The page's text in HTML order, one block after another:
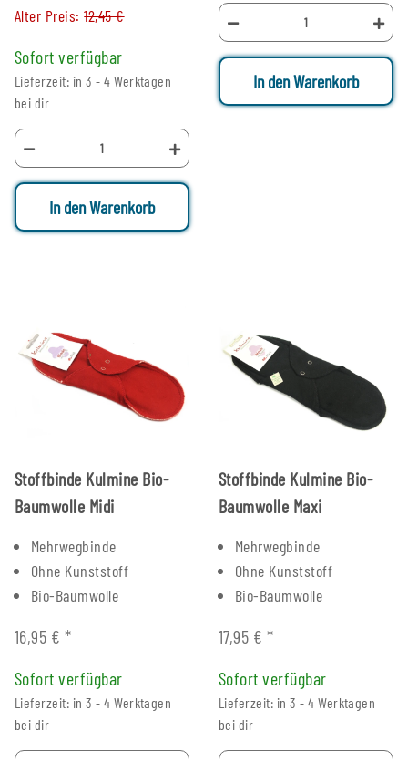
Alter Preis:12,45 €
Sofort verfügbar
Lieferzeit: in 3 - 4 Werktagen
bei dir
In den Warenkorb
In den Warenkorb
Stoffbinde Kulmine Bio-
Baumwolle Midi
Mehrwegbinde
Ohne Kunststoff
Bio-Baumwolle
16,95 € *
Sofort verfügbar
Lieferzeit: in 3 - 4 Werktagen
bei dir
Stoffbinde Kulmine Bio-
Baumwolle Maxi
Mehrwegbinde
Ohne Kunststoff
Bio-Baumwolle
17,95 € *
Sofort verfügbar
Lieferzeit: in 3 - 4 Werktagen
bei dir